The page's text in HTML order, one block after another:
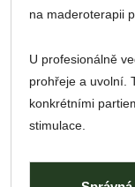
na maderoterapii
U profesionálně
prohřeje a uvolní.
konkrétními
stimulace.